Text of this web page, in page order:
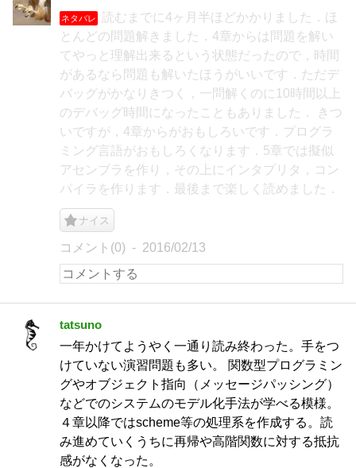
ネタバレ
読むまでに4ヶ月半ほどかかりました．ほ
とんどの問題解きました．4章からは問題を解い
てやっと理解出来るという状態だったので，時間
があるなら問題も解いたほうがいいです．ただデ
バッグがかなりきつく，一問解くのに10時間以上
のデバッグ時間になったこともありました． きつ
いですが，4章からがおもしろいです．プログラ
ミング言語がおもしろくなります．5章では擬似
アセンブラを作り，その上にインタプリタ，コン
パイラを作ります．最後まで楽しく読めました．
ナイス
コメント(0) 2016/02/13
tatsuno
一年かけてようやく一通り読み終わった。手をつ
けていない演習問題も多い。 関数型プログラミン
グやオブジェクト指向（メッセージパッシング）
などでのシステムのモデル化手法が学べる模様。
４章以降ではscheme等の処理系を作成する。読
み進めていくうちに再帰や高階関数に対する抵抗
感がなくなった。